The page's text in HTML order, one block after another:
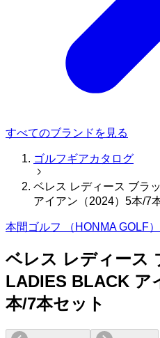
すべてのブランドを見る
ゴルフギアカタログ
ベレス レディース ブラ
アイアン（2024）5本/7
本間ゴルフ （HONMA GOLF）
ベレス レディース
LADIES BLACK ア
本/7本セット